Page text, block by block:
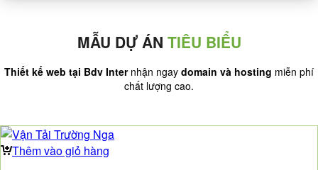
MẪU DỰ ÁN TIÊU BIỂU
Thiết kế web tại Bdv Internhận ngay domain và hosting miễn phí
chất lượng cao.
Thêm vào giỏ hàng